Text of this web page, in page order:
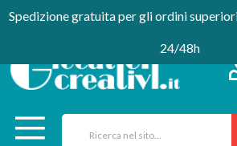
Spedizione gratuita per gli ordini
24/48h